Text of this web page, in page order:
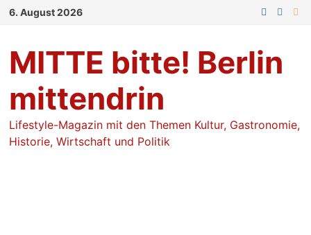
Zum
6. August 2026
MITTE bitte! Berlin
mittendrin
Lifestyle-Magazin mit den Themen Kultur, Gastronomie,
Historie, Wirtschaft und Politik